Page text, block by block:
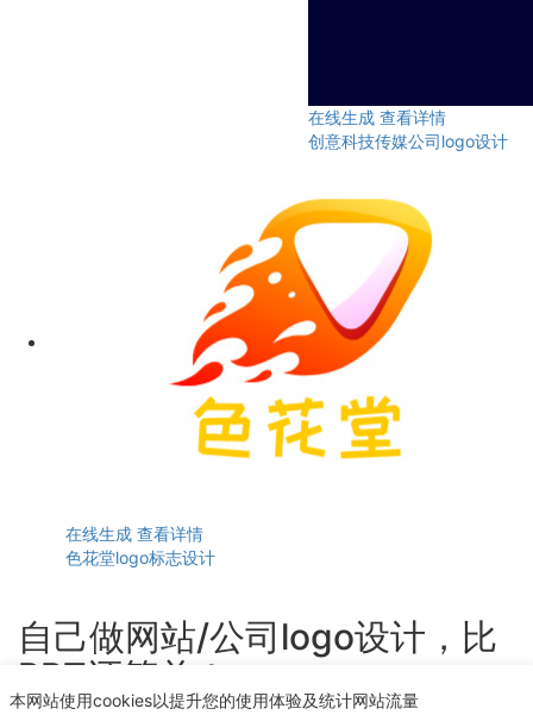
在线生成 查看详情
创意科技传媒公司logo设计
在线生成 查看详情
色花堂logo标志设计
自己做网站/公司logo设计，比
PPT还简单！
本网站使用cookies以提升您的使用体验及统计网站流量